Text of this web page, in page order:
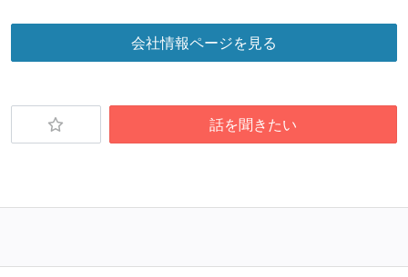
職業安定法に対応する記載事項
労働契約期間：無期雇用
フレックスタイム制の所定労働時間：その他（詳細は
「勤務時間・休日休暇」に記載）
社会保険：各種社会保険完備（雇用・労災・健康・厚
会社情報ページを見る
話を聞きたい